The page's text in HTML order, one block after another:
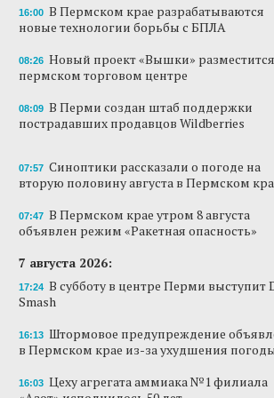
Новый проект «Вышки» разместится в
пермском торговом центре
В Перми создан штаб поддержки
В субботу в центре Перми выступит DJ
Сеть «Иль де Ботэ» уходит из Перми
с брошенными автомобилями
на 30%
Власти вернулись к проекту большого
16:00 В Пермском крае разрабатываются
новые технологии борьбы с БПЛА
08:26 Новый проект «Вышки»
пермском торговом центре
08:09 В Перми создан штаб поддержки
пострадавших продавцов Wildberries
07:57 Синоптики рассказали о погоде на
вторую половину августа в Пермском
07:47 В Пермском крае утром 8 августа
объявлен режим «Ракетная опасность»
7 августа 2026:
17:24 В субботу в центре Перми выступит
Smash
16:13 Штормовое предупреждение
в Пермском крае из-за ухудшения
16:03 Цеху агрегата аммиака №1 филиала